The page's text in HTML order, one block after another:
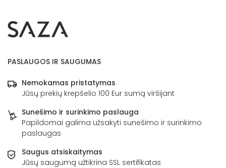
PASLAUGOS IR SAUGUMAS
Nemokamas pristatymas
Jūsų prekių krepšelio 100 Eur sumą viršijant
Sunešimo ir surinkimo paslauga
Papildomai galima užsakyti sunešimo ir surinkimo
paslaugas
Saugus atsiskaitymas
Jūsų saugumą užtikrina SSL sertifikatas